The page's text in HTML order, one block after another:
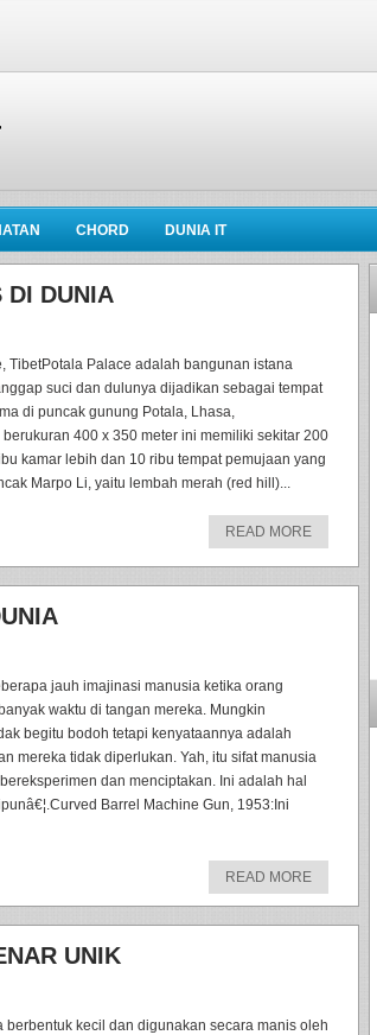
CHORD DUNIA IT
DI DUNIA
TibetPotala Palace adalah bangunan istana
suci dan dulunya dijadikan sebagai tempat
di puncak gunung Potala, Lhasa,
400 x 350 meter ini memiliki sekitar 200
kamar lebih dan 10 ribu tempat pemujaan yang
Marpo Li, yaitu lembah merah (red hill)...
READ MORE
jauh imajinasi manusia ketika orang
waktu di tangan mereka. Mungkin
begitu bodoh tetapi kenyataannya adalah
mereka tidak diperlukan. Yah, itu sifat manusia
dan menciptakan. Ini adalah hal
Barrel Machine Gun, 1953:Ini
READ MORE
UNIK
berbentuk kecil dan digunakan secara manis oleh